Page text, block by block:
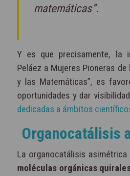
matemáticas”.
Y es que precisamente, la
Peláez a Mujeres Pioneras de
y las Matemáticas”, es
oportunidades y dar
dedicadas a ámbitos
Organocatálisis
La organocatálisis
moléculas orgánicas